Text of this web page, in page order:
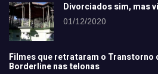
Divorciados sim, mas
01/12/2020
Filmes que retrataram o Transtorno
Borderline nas telonas